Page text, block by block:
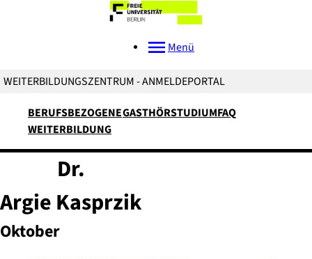
Menü
WEITERBILDUNGSZENTRUM - ANMELDEPORTAL
BERUFSBEZOGENE
WEITERBILDUNG
GASTHÖRSTUDIUMFAQ
Dr.
ArgieKasprzik
Oktober